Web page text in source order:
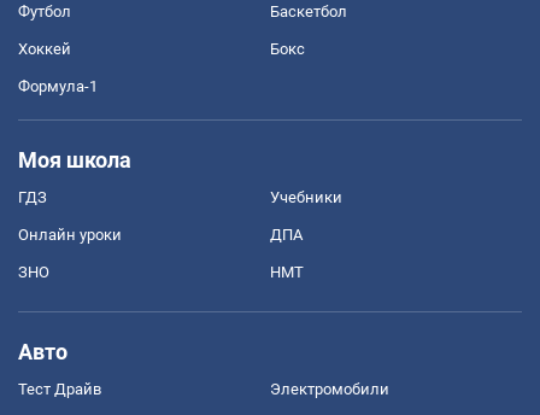
Футбол Баскетбол
Хоккей Бокс
Формула-1
Моя школа
ГДЗ Учебники
Онлайн уроки ДПА
ЗНО НМТ
Авто
Тест Драйв Электромобили